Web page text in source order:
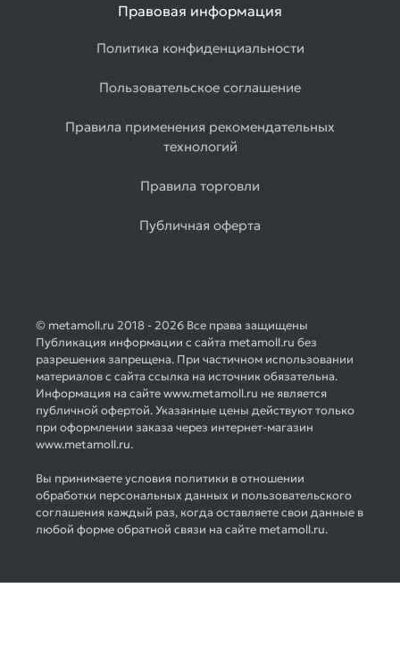
Правовая информация
Политика конфиденциальности
Пользовательское соглашение
Правила применения рекомендательных
технологий
Правила торговли
Публичная оферта
© metamoll.ru 2018 - 2026 Все права защищены
Публикация информации с сайта metamoll.ru без
разрешения запрещена. При частичном использовании
материалов с сайта ссылка на источник обязательна.
Информация на сайте www.metamoll.ru не является
публичной офертой. Указанные цены действуют только
при оформлении заказа через интернет-магазин
www.metamoll.ru.
Вы принимаете условия политики в отношении
обработки персональных данных и пользовательского
соглашения каждый раз, когда оставляете свои данные в
любой форме обратной связи на сайте metamoll.ru.